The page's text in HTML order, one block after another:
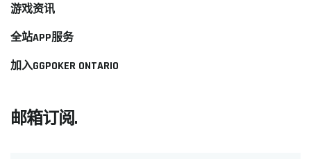
游戏资讯
全站APP服务
加入GGPOKER ONTARIO
邮箱订阅.